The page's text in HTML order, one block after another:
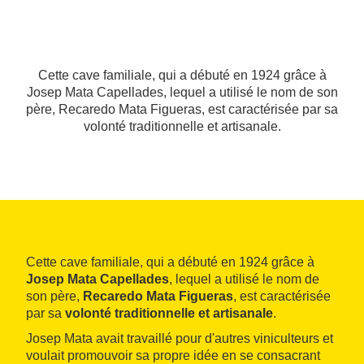
Cette cave familiale, qui a débuté en 1924 grâce à
Josep Mata Capellades, lequel a utilisé le nom de son
père, Recaredo Mata Figueras, est caractérisée par sa
volonté traditionnelle et artisanale.
Cette cave familiale, qui a débuté en 1924 grâce à
Josep Mata Capellades, lequel a utilisé le nom de
son père, Recaredo Mata Figueras, est caractérisée
par sa volonté traditionnelle et artisanale.
Josep Mata avait travaillé pour d'autres viniculteurs et
voulait promouvoir sa propre idée en se consacrant